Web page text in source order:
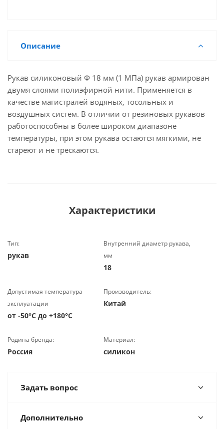
Описание
Рукав силиконовый Ф 18 мм (1 МПа) рукав армирован
двумя слоями полиэфирной нити. Применяется в
качестве магистралей водяных, тосольных и
воздушных систем. В отличии от резиновых рукавов
работоспособны в более широком диапазоне
температуры, при этом рукава остаются мягкими, не
стареют и не трескаются.
Характеристики
Тип:
рукав
Внутренний диаметр рукава,
мм
18
Допустимая температура
эксплуатации
от -50°С до +180°С
Производитель:
Китай
Родина бренда:
Россия
Материал:
силикон
Задать вопрос
Дополнительно